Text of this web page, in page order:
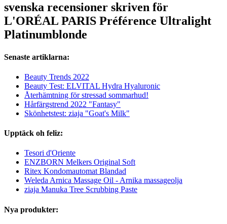
svenska recensioner skriven för
L'ORÉAL PARIS Préférence Ultralight
Platinumblonde
Senaste artiklarna:
Beauty Trends 2022
Beauty Test: ELVITAL Hydra Hyaluronic
Återhämtning för stressad sommarhud!
Hårfärgstrend 2022 "Fantasy"
Skönhetstest: ziaja "Goat's Milk"
Upptäck oh feliz:
Tesori d'Oriente
ENZBORN Melkers Original Soft
Ritex Kondomautomat Blandad
Weleda Arnica Massage Oil - Arnika massageolja
ziaja Manuka Tree Scrubbing Paste
Nya produkter: